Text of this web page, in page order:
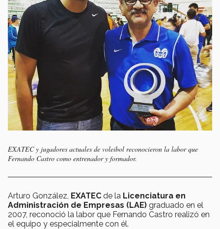
EXATEC y jugadores actuales de voleibol reconocieron la labor que
Fernando Castro como entrenador y formador.
Arturo González, EXATEC de la Licenciatura en
Administración de Empresas (LAE) graduado en el
2007, reconoció la labor que Fernando Castro realizó en
el equipo y especialmente con él.